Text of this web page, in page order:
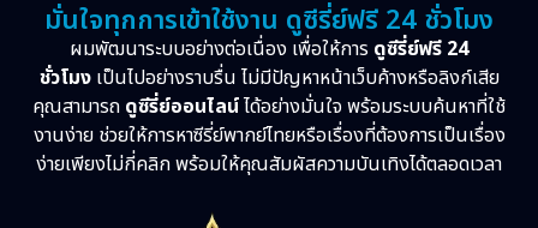
มั่นใจทุกการเข้าใช้งาน ดูซีรี่ย์ฟรี 24 ชั่วโมง
ผมพัฒนาระบบอย่างต่อเนื่อง เพื่อให้การ ดูซีรี่ย์ฟรี 24
ชั่วโมงเป็นไปอย่างราบรื่น ไม่มีปัญหาหน้าเว็บค้างหรือลิงก์เสีย
คุณสามารถ ดูซีรี่ย์ออนไลน์ได้อย่างมั่นใจ พร้อมระบบค้นหาที่ใช้
งานง่าย ช่วยให้การหาซีรี่ย์พากย์ไทยหรือเรื่องที่ต้องการเป็นเรื่อง
ง่ายเพียงไม่กี่คลิก พร้อมให้คุณสัมผัสความบันเทิงได้ตลอดเวลา